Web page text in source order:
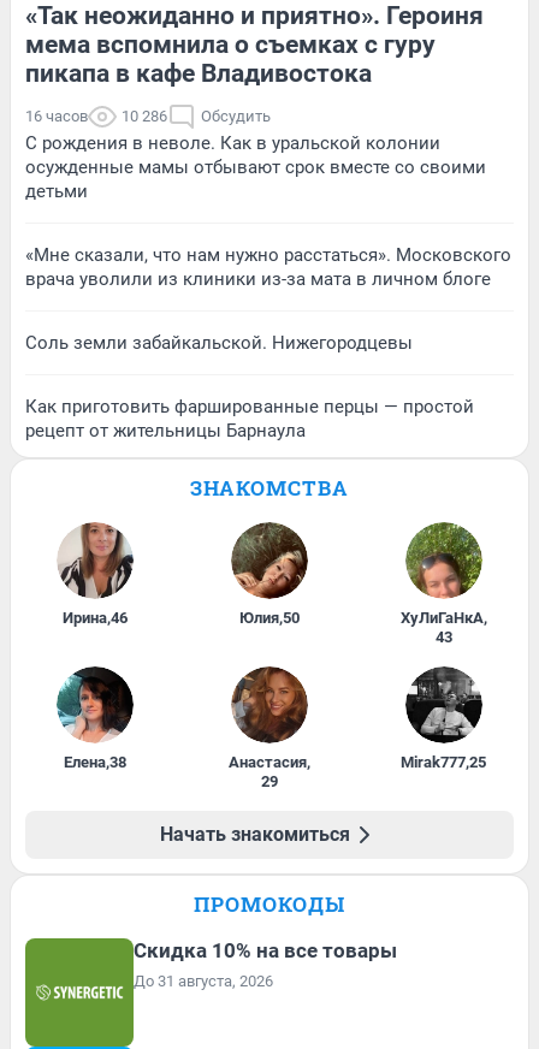
«Так неожиданно и приятно». Героиня
мема вспомнила о съемках с гуру
пикапа в кафе Владивостока
16 часов 10 286 Обсудить
С рождения в неволе. Как в уральской колонии
осужденные мамы отбывают срок вместе со своими
детьми
«Мне сказали, что нам нужно расстаться». Московского
врача уволили из клиники из-за мата в личном блоге
Соль земли забайкальской. Нижегородцевы
Как приготовить фаршированные перцы — простой
рецепт от жительницы Барнаула
ЗНАКОМСТВА
Ирина,46 Юлия,50 ХуЛиГаНкА,
43
Елена,38 Анастасия,
29
Mirak777,25
Начать знакомиться
ПРОМОКОДЫ
Скидка 10% на все товары
До 31 августа, 2026